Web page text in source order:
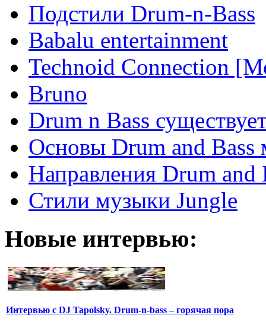
Подстили Drum-n-Bass
Babalu entertainment
Technoid Connection
Bruno
Drum n Bass
Основы Drum and Bass
Направления Drum and
Стили музыки Jungle
Новые интервью:
Интервью с DJ Tapolsky. Drum-n-bass – горячая пора